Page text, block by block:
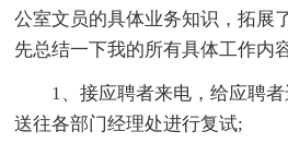
公室文员的具体业务知识，拓展
先总结一下我的所有具体工作内
1、接应聘者来电，给应聘者
送往各部门经理处进行复试;